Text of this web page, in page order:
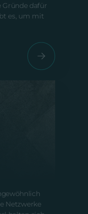
dafür
es, um mit
Netzwerke